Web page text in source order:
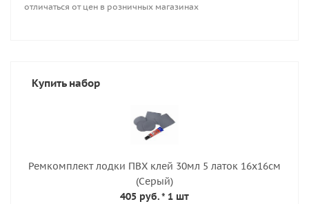
отличаться от цен в розничных магазинах
Купить набор
Ремкомплект лодки ПВХ клей 30мл 5 латок 16х16см
(Серый)
405 руб.* 1 шт